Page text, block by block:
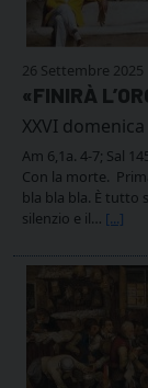
26 Settembre 2025
«FINIRÀ
XXVI
Am 6,1a. 4-7; Sal
Con la morte.
bla bla bla. È tutto
silenzio e il… [...]